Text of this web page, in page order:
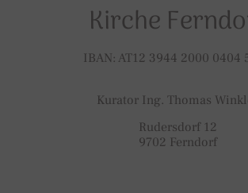
Kirche
IBAN: AT12 3944 2000 0404
Kurator Ing. Thomas
Rudersdorf 12
9702 Ferndorf